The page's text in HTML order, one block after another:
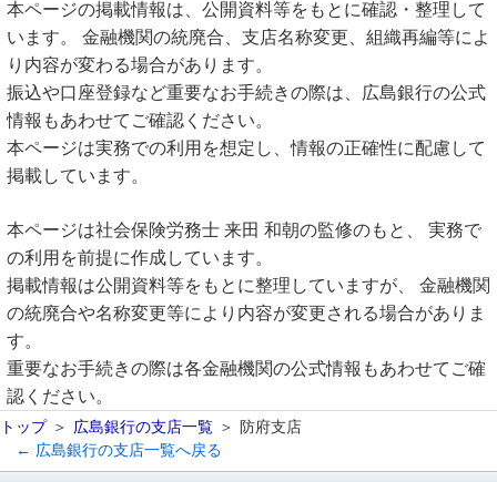
本ページの掲載情報は、公開資料等をもとに確認・整理して
います。 金融機関の統廃合、支店名称変更、組織再編等によ
り内容が変わる場合があります。
振込や口座登録など重要なお手続きの際は、広島銀行の公式
情報もあわせてご確認ください。
本ページは実務での利用を想定し、情報の正確性に配慮して
掲載しています。
本ページは社会保険労務士 来田 和朝の監修のもと、 実務で
の利用を前提に作成しています。
掲載情報は公開資料等をもとに整理していますが、 金融機関
の統廃合や名称変更等により内容が変更される場合がありま
す。
重要なお手続きの際は各金融機関の公式情報もあわせてご確
認ください。
トップ 広島銀行の支店一覧
防府支店
← 広島銀行の支店一覧へ戻る